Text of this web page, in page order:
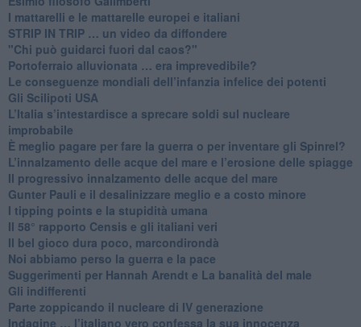
​I mattarelli e le mattarelle europei e italiani
​STRIP IN TRIP … un video da diffondere
"Chi può guidarci fuori dal caos?"
​Portoferraio alluvionata … era imprevedibile?
Le conseguenze mondiali dell’infanzia infelice dei potenti
​Gli Scilipoti USA
L’Italia s’intestardisce a sprecare soldi sul nucleare
improbabile
È meglio pagare per fare la guerra o per inventare gli Spinrel?
​L’innalzamento delle acque del mare e l’erosione delle spiagge
​Il progressivo innalzamento delle acque del mare
​Gunter Pauli e il desalinizzare meglio e a costo minore
I tipping points e la stupidità umana
​Il 58° rapporto Censis e gli italiani veri
​Il bel gioco dura poco, marcondirondà
Noi abbiamo perso la guerra e la pace
Suggerimenti per Hannah Arendt e La banalità del male
​Gli indifferenti
Parte zoppicando il nucleare di IV generazione
​Indagine … l’italiano vero confessa la sua innocenza